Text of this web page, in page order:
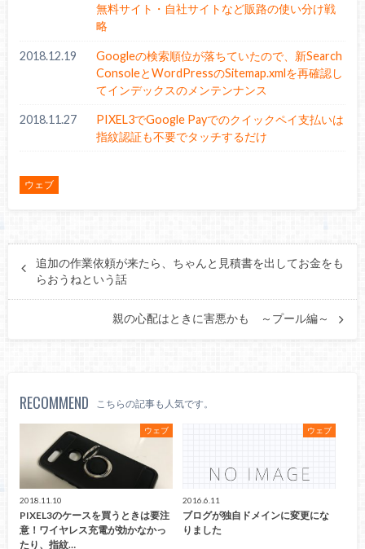
無料サイト・自社サイトなど販路の使い分け戦
略
2018.12.19
Googleの検索順位が落ちていたので、新Search
ConsoleとWordPressのSitemap.xmlを再確認し
てインデックスのメンテンナンス
2018.11.27
PIXEL3でGoogle Payでのクイックペイ支払いは
指紋認証も不要でタッチするだけ
ウェブ
追加の作業依頼が来たら、ちゃんと見積書を出してお金をも
らおうねという話
親の心配はときに害悪かも ～プール編～
RECOMMEND こちらの記事も人気です。
ウェブ
2018.11.10
PIXEL3のケースを買うときは要注
意！ワイヤレス充電が効かなかっ
たり、指紋…
ウェブ
2016.6.11
ブログが独自ドメインに変更にな
りました